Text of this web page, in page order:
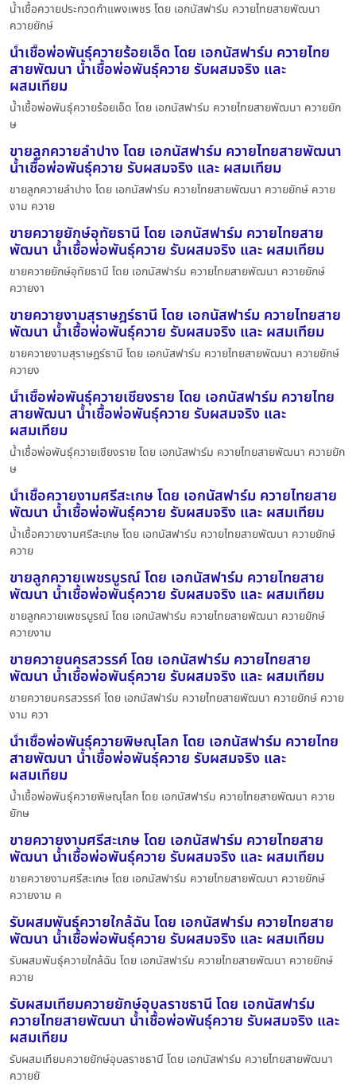
น้ำเชื้อควายประกวดกำแพงเพชร โดย เอกนัสฟาร์ม ควายไทยสายพัฒนา
ควายยักษ์
น้ำเชื้อพ่อพันธุ์ควายร้อยเอ็ด โดย เอกนัสฟาร์ม ควายไทย
สายพัฒนา น้ำเชื้อพ่อพันธุ์ควาย รับผสมจริง และ
ผสมเทียม
น้ำเชื้อพ่อพันธุ์ควายร้อยเอ็ด โดย เอกนัสฟาร์ม ควายไทยสายพัฒนา ควายยัก
ษ
ขายลูกควายลำปาง โดย เอกนัสฟาร์ม ควายไทยสายพัฒนา
น้ำเชื้อพ่อพันธุ์ควาย รับผสมจริง และ ผสมเทียม
ขายลูกควายลำปาง โดย เอกนัสฟาร์ม ควายไทยสายพัฒนา ควายยักษ์ ควาย
งาม ควาย
ขายควายยักษ์อุทัยธานี โดย เอกนัสฟาร์ม ควายไทยสาย
พัฒนา น้ำเชื้อพ่อพันธุ์ควาย รับผสมจริง และ ผสมเทียม
ขายควายยักษ์อุทัยธานี โดย เอกนัสฟาร์ม ควายไทยสายพัฒนา ควายยักษ์
ควายงา
ขายควายงามสุราษฎร์ธานี โดย เอกนัสฟาร์ม ควายไทยสาย
พัฒนา น้ำเชื้อพ่อพันธุ์ควาย รับผสมจริง และ ผสมเทียม
ขายควายงามสุราษฎร์ธานี โดย เอกนัสฟาร์ม ควายไทยสายพัฒนา ควายยักษ์
ควายง
น้ำเชื้อพ่อพันธุ์ควายเชียงราย โดย เอกนัสฟาร์ม ควายไทย
สายพัฒนา น้ำเชื้อพ่อพันธุ์ควาย รับผสมจริง และ
ผสมเทียม
น้ำเชื้อพ่อพันธุ์ควายเชียงราย โดย เอกนัสฟาร์ม ควายไทยสายพัฒนา ควายยัก
ษ
น้ำเชื้อควายงามศรีสะเกษ โดย เอกนัสฟาร์ม ควายไทยสาย
พัฒนา น้ำเชื้อพ่อพันธุ์ควาย รับผสมจริง และ ผสมเทียม
น้ำเชื้อควายงามศรีสะเกษ โดย เอกนัสฟาร์ม ควายไทยสายพัฒนา ควายยักษ์
ควาย
ขายลูกควายเพชรบูรณ์ โดย เอกนัสฟาร์ม ควายไทยสาย
พัฒนา น้ำเชื้อพ่อพันธุ์ควาย รับผสมจริง และ ผสมเทียม
ขายลูกควายเพชรบูรณ์ โดย เอกนัสฟาร์ม ควายไทยสายพัฒนา ควายยักษ์
ควายงาม
ขายควายนครสวรรค์ โดย เอกนัสฟาร์ม ควายไทยสาย
พัฒนา น้ำเชื้อพ่อพันธุ์ควาย รับผสมจริง และ ผสมเทียม
ขายควายนครสวรรค์ โดย เอกนัสฟาร์ม ควายไทยสายพัฒนา ควายยักษ์ ควาย
งาม ควา
น้ำเชื้อพ่อพันธุ์ควายพิษณุโลก โดย เอกนัสฟาร์ม ควายไทย
สายพัฒนา น้ำเชื้อพ่อพันธุ์ควาย รับผสมจริง และ
ผสมเทียม
น้ำเชื้อพ่อพันธุ์ควายพิษณุโลก โดย เอกนัสฟาร์ม ควายไทยสายพัฒนา ควาย
ยักษ
ขายควายงามศรีสะเกษ โดย เอกนัสฟาร์ม ควายไทยสาย
พัฒนา น้ำเชื้อพ่อพันธุ์ควาย รับผสมจริง และ ผสมเทียม
ขายควายงามศรีสะเกษ โดย เอกนัสฟาร์ม ควายไทยสายพัฒนา ควายยักษ์
ควายงาม ค
รับผสมพันธุ์ควายใกล้ฉัน โดย เอกนัสฟาร์ม ควายไทยสาย
พัฒนา น้ำเชื้อพ่อพันธุ์ควาย รับผสมจริง และ ผสมเทียม
รับผสมพันธุ์ควายใกล้ฉัน โดย เอกนัสฟาร์ม ควายไทยสายพัฒนา ควายยักษ์
ควาย
รับผสมเทียมควายยักษ์อุบลราชธานี โดย เอกนัสฟาร์ม
ควายไทยสายพัฒนา น้ำเชื้อพ่อพันธุ์ควาย รับผสมจริง และ
ผสมเทียม
รับผสมเทียมควายยักษ์อุบลราชธานี โดย เอกนัสฟาร์ม ควายไทยสายพัฒนา
ควายยั